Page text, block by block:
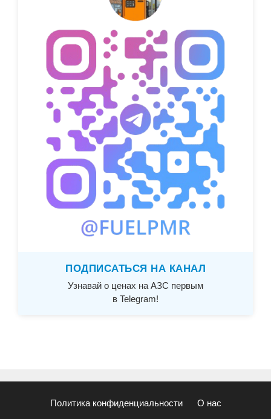
ПОДПИСАТЬСЯ НА КАНАЛ
Узнавай о ценах на АЗС первым
в Telegram!
Политика конфиденциальности О нас